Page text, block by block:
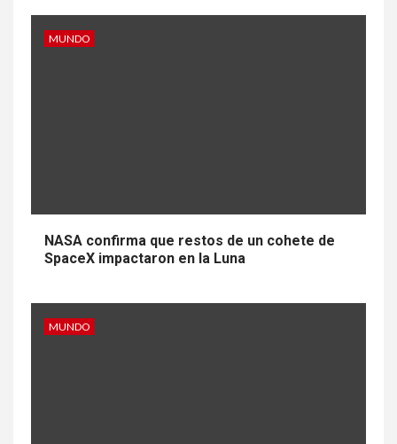
MUNDO
NASA confirma que restos de un cohete de
SpaceX impactaron en la Luna
MUNDO